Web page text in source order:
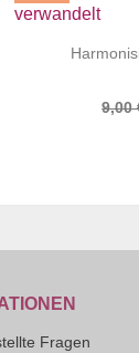

9,00
Fragen